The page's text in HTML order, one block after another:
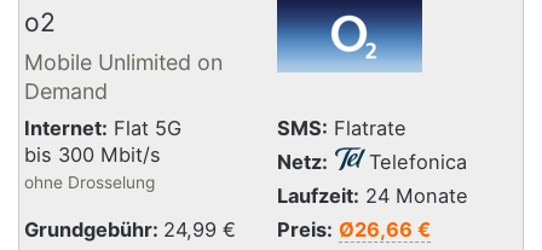
o2
Mobile Unlimited on
Demand
Internet: Flat 5G
bis 300 Mbit/s
ohne Drosselung
SMS: Flatrate
Netz:
Telefonica
Laufzeit: 24 Monate
Grundgebühr: 24,99 € Preis: Ø26,66 €